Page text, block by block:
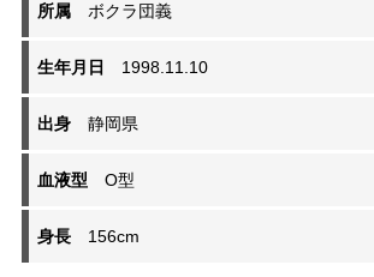
所属 ボクラ団義
生年月日 1998.11.10
出身 静岡県
血液型 O型
身長 156cm